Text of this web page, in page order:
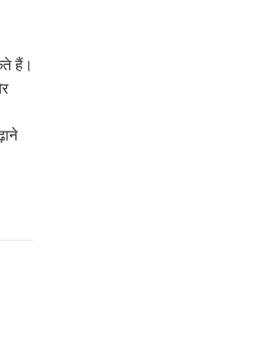
हैं।